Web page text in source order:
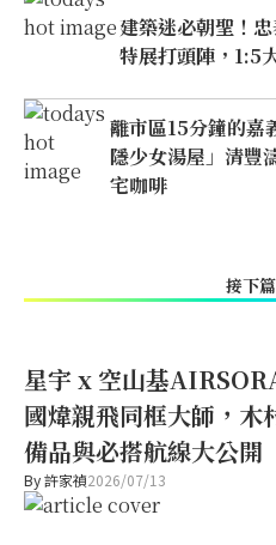
建築迷必朝聖！
特展打頭陣，1:5
離市區15分鐘的嘉
隱少女湯屋」清豐
宅咖啡
接下
星宇 x 空山基
國煒親飛同框大師，木
備品與必搭航線大公開
By許家禎2026/07/13